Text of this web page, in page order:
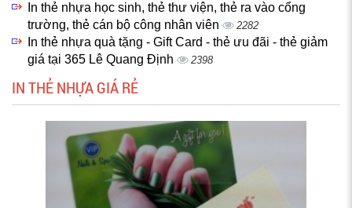
In thẻ nhựa học sinh, thẻ thư viện, thẻ ra vào cổng
trường, thẻ cán bộ công nhân viên
2282
In thẻ nhựa quà tặng - Gift Card - thẻ ưu đãi - thẻ giảm
giá tại 365 Lê Quang Định
2398
IN THẺ NHỰA GIÁ RẺ